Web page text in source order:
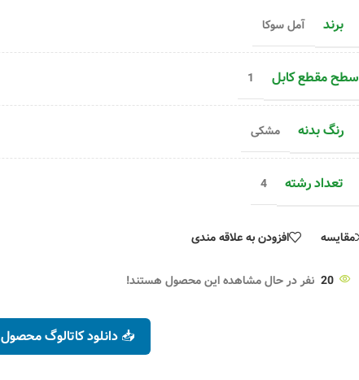
برند آمل سوکا
سطح مقطع کابل 1
رنگ بدنه مشکی
تعداد رشته 4
مقایسه افزودن به علاقه مندی
20 نفر در حال مشاهده این محصول هستند!
📥 دانلود کاتالوگ محصول